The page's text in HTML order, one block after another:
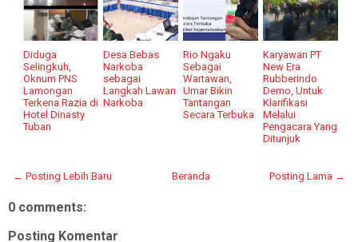
Diduga
Selingkuh,
Oknum PNS
Lamongan
Terkena Razia di
Hotel Dinasty
Tuban
Desa Bebas
Narkoba
sebagai
Langkah Lawan
Narkoba
Rio Ngaku
Sebagai
Wartawan,
Umar Bikin
Tantangan
Secara Terbuka
Karyawan PT
New Era
Rubberindo
Demo, Untuk
Klarifikasi
Melalui
Pengacara Yang
Ditunjuk
← Posting Lebih Baru Posting Lama →
Beranda
0 comments:
Posting Komentar